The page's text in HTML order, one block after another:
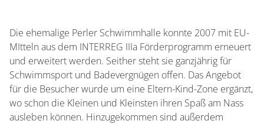
Mit der Saarland Card freier Tageseintritt
Schwimmbad!
Die ehemalige Perler Schwimmhalle konnte 2007 mit EU-
MItteln aus dem INTERREG IIIa Förderprogramm erneuert
und erweitert werden. Seither steht sie ganzjährig für
Schwimmsport und Badevergnügen offen. Das Angebot
für die Besucher wurde um eine Eltern-Kind-Zone ergänzt,
wo schon die Kleinen und Kleinsten ihren Spaß am Nass
ausleben können. Hinzugekommen sind außerdem